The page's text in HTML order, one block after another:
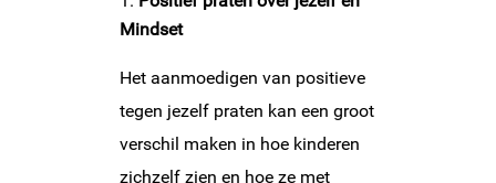
Mindset
Het aanmoedigen van positieve
tegen jezelf praten kan een groot
verschil maken in hoe kinderen
zichzelf zien en hoe ze met